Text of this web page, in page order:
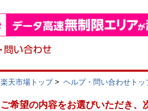
楽天市場トップ> ヘルプ・問い合わせトッ
ご希望の内容をお選びいただき、